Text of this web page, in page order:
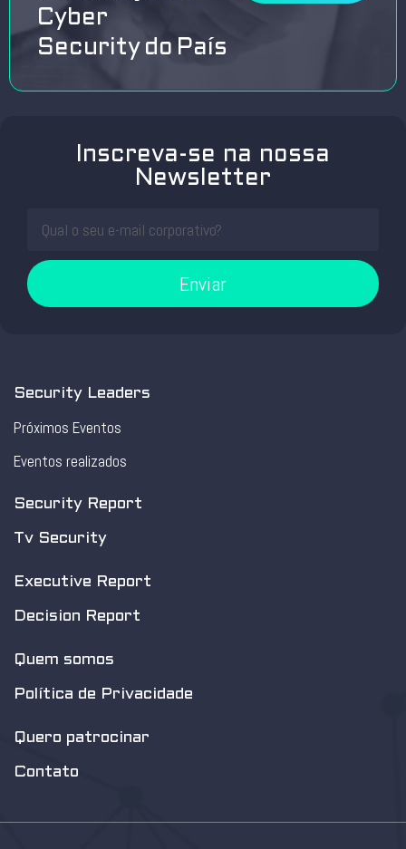
Cyber
Security do País
Inscreva-se na nossa
Newsletter
Enviar
Security Leaders
Próximos Eventos
Eventos realizados
Security Report
Tv Security
Executive Report
Decision Report
Quem somos
Política de Privacidade
Quero patrocinar
Contato